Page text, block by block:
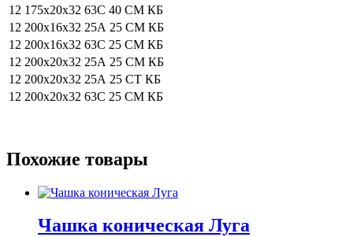
12 175х20х32 63С 40 СМ КБ
12 200х16х32 25А 25 СМ КБ
12 200х16х32 63С 25 СМ КБ
12 200х20х32 25А 25 СМ КБ
12 200х20х32 25А 25 СТ КБ
12 200х20х32 63С 25 СМ КБ
Похожие товары
Чашка коническая Луга